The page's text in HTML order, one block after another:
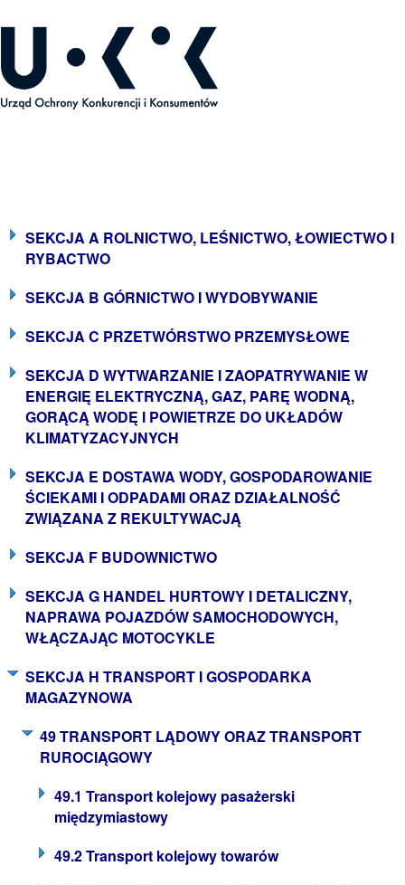
SEKCJA A ROLNICTWO, LEŚNICTWO, ŁOWIECTWO I
RYBACTWO
SEKCJA B GÓRNICTWO I WYDOBYWANIE
SEKCJA C PRZETWÓRSTWO PRZEMYSŁOWE
SEKCJA D WYTWARZANIE I ZAOPATRYWANIE W
ENERGIĘ ELEKTRYCZNĄ, GAZ, PARĘ WODNĄ,
GORĄCĄ WODĘ I POWIETRZE DO UKŁADÓW
KLIMATYZACYJNYCH
SEKCJA E DOSTAWA WODY, GOSPODAROWANIE
ŚCIEKAMI I ODPADAMI ORAZ DZIAŁALNOŚĆ
ZWIĄZANA Z REKULTYWACJĄ
SEKCJA F BUDOWNICTWO
SEKCJA G HANDEL HURTOWY I DETALICZNY,
NAPRAWA POJAZDÓW SAMOCHODOWYCH,
WŁĄCZAJĄC MOTOCYKLE
SEKCJA H TRANSPORT I GOSPODARKA
MAGAZYNOWA
49 TRANSPORT LĄDOWY ORAZ TRANSPORT
RUROCIĄGOWY
49.1 Transport kolejowy pasażerski
międzymiastowy
49.2 Transport kolejowy towarów